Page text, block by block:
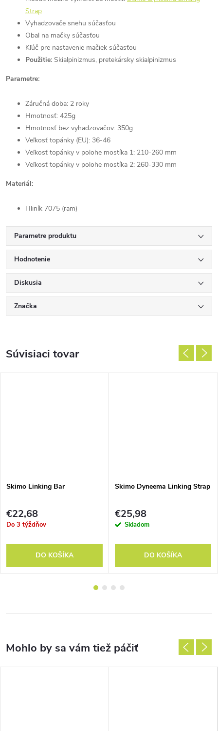
Strap
Vyhadzovače snehu súčasťou
Obal na mačky súčasťou
Kľúč pre nastavenie mačiek súčasťou
Použitie: Skialpinizmus, pretekársky skialpinizmus
Parametre:
Záručná doba: 2 roky
Hmotnosť: 425g
Hmotnosť bez vyhadzovačov: 350g
Veľkosť topánky (EU): 36-46
Veľkosť topánky v polohe mostíka 1: 210-260 mm
Veľkosť topánky v polohe mostíka 2: 260-330 mm
Materiál:
Hliník 7075 (ram)
Parametre produktu
Hodnotenie
Diskusia
Značka
Súvisiaci tovar
Skimo Linking Bar
€22,68
Do 3 týždňov
DO KOŠÍKA
Skimo Dyneema Linking Strap
€25,98
Skladom
DO KOŠÍKA